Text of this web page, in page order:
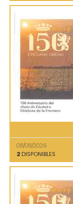
08/08/2026
2 DISPONIBLES